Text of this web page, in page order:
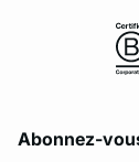
Abonnez-